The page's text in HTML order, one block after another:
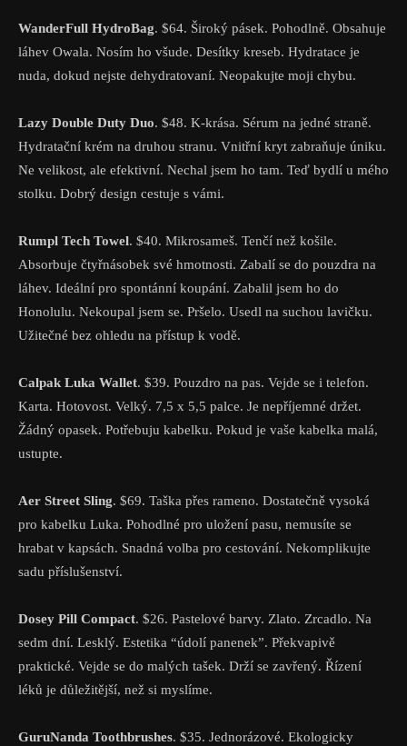
WanderFull HydroBag. $64. Široký pásek. Pohodlně. Obsahuje
láhev Owala. Nosím ho všude. Desítky kreseb. Hydratace je
nuda, dokud nejste dehydratovaní. Neopakujte moji chybu.
Lazy Double Duty Duo. $48. K-krása. Sérum na jedné straně.
Hydratační krém na druhou stranu. Vnitřní kryt zabraňuje úniku.
Ne velikost, ale efektivní. Nechal jsem ho tam. Teď bydlí u mého
stolku. Dobrý design cestuje s vámi.
Rumpl Tech Towel. $40. Mikrosameš. Tenčí než košile.
Absorbuje čtyřnásobek své hmotnosti. Zabalí se do pouzdra na
láhev. Ideální pro spontánní koupání. Zabalil jsem ho do
Honolulu. Nekoupal jsem se. Pršelo. Usedl na suchou lavičku.
Užitečné bez ohledu na přístup k vodě.
Calpak Luka Wallet. $39. Pouzdro na pas. Vejde se i telefon.
Karta. Hotovost. Velký. 7,5 x 5,5 palce. Je nepříjemné držet.
Žádný opasek. Potřebuju kabelku. Pokud je vaše kabelka malá,
ustupte.
Aer Street Sling. $69. Taška přes rameno. Dostatečně vysoká
pro kabelku Luka. Pohodlné pro uložení pasu, nemusíte se
hrabat v kapsách. Snadná volba pro cestování. Nekomplikujte
sadu příslušenství.
Dosey Pill Compact. $26. Pastelové barvy. Zlato. Zrcadlo. Na
sedm dní. Lesklý. Estetika “údolí panenek”. Překvapivě
praktické. Vejde se do malých tašek. Drží se zavřený. Řízení
léků je důležitější, než si myslíme.
GuruNanda Toothbrushes. $35. Jednorázové. Ekologicky